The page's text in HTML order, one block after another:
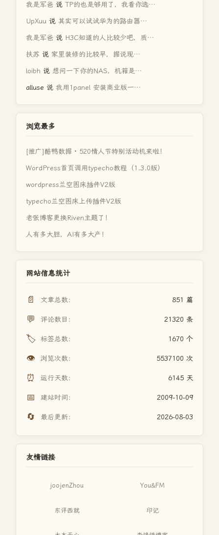
我是军爸 说 TP的也是够用了，我看你选…
UpXuu 说 其实可以试试华为的路由器…
我是军爸 说 H3C知道的人比较少吧，质…
扶苏 说 家里装修的比较早，据说现…
loibh 说 想问一下你的NAS，机箱是…
alluse 说 我用1panel 安装商业版一…
浏览最多
[推广]酷鸭数据 · 520情人节特别活动机来啦！
WordPress首页调用typecho教程（1.3.0版）
wordpress兰空图床插件V2版
typecho兰空图床上传插件V2版
老张博客更换Riven主题了！
人有多大胆，AI有多大产！
网站信息统计
📄 文章总数： 851 篇
💬 评论数目： 21320 条
🏷️ 标签总数： 1670 个
👁️ 浏览次数： 5537100 次
⏰ 运行天数： 6145 天
📅 建站时间： 2009-10-09
🔄 最后更新： 2026-08-03
友情链接
joojenZhou You&FM
东评西就 印记